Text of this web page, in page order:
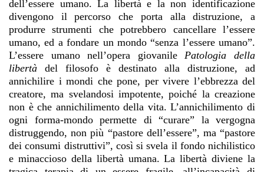
dell’essere umano. La libertà e la non identificazione
divengono il percorso che porta alla distruzione, a
produrre strumenti che potrebbero cancellare l’essere
umano, ed a fondare un mondo “senza l’essere umano”.
L’essere umano nell’opera giovanilePatologia della
libertà del filosofo è destinato alla distruzione, ad
annichilire i mondi che pone, per vivere l’ebbrezza del
creatore, ma svelandosi impotente, poiché la creazione
non è che annichilimento della vita. L’annichilimento di
ogni forma-mondo permette di “curare” la vergogna
distruggendo, non più “pastore dell’essere”, ma “pastore
dei consumi distruttivi”, così si svela il fondo nichilistico
e minaccioso della libertà umana. La libertà diviene la